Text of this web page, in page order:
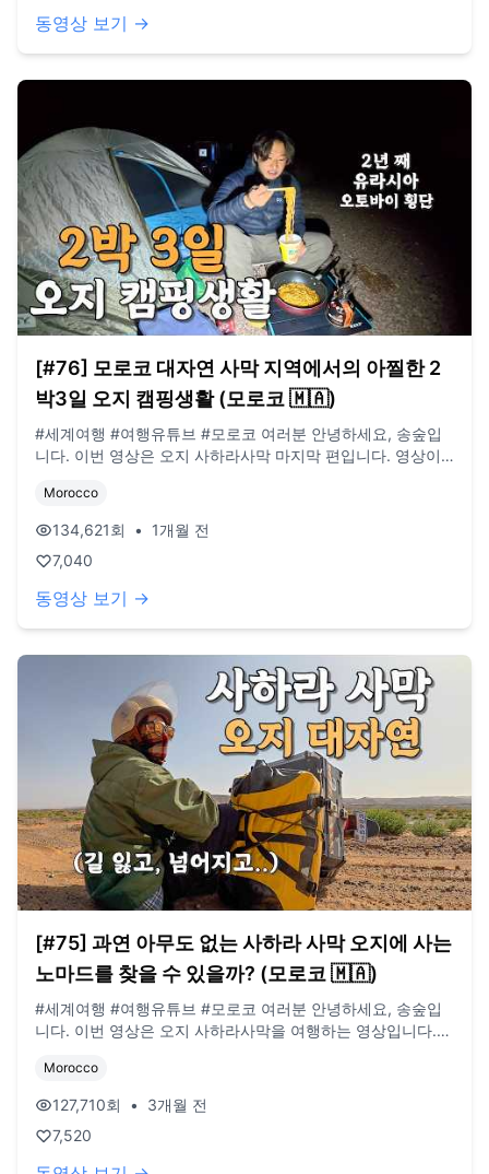
동영상 보기 →
[#76] 모로코 대자연 사막 지역에서의 아찔한 2
박3일 오지 캠핑생활 (모로코 🇲🇦)
#세계여행 #여행유튜브 #모로코 여러분 안녕하세요, 송숲입
니다. 이번 영상은 오지 사하라사막 마지막 편입니다. 영상이
습니다.. 오늘도 영상 봐주셔서 감사드리고, 오늘도 행복한 하
루 보내시길 바랍니다. 오늘도 사랑합니다. 비즈니스 이메일:
biz@companyboat.com 개인 이메일:
dlstjr8585@naver.com 인스타그램: song_forest 카메라:
Morocco
134,621회 •
1개월 전
7,040
동영상 보기 →
[#75] 과연 아무도 없는 사하라 사막 오지에 사는
노마드를 찾을 수 있을까? (모로코 🇲🇦)
#세계여행 #여행유튜브 #모로코 여러분 안녕하세요, 송숲입
니다. 이번 영상은 오지 사하라사막을 여행하는 영상입니다.
행복한 하루 보내시길 바랍니다. 오늘도 사랑합니다. 비즈니
스 이메일: biz@companyboat.com 개인 이메일:
dlstjr8585@naver.com 인스타그램: song_forest 카메라:
Ozmo Action5, Iphone 15 pro 드론: DJI Mini Pro3
Morocco
127,710회 •
3개월 전
7,520